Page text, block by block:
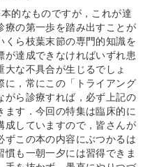
的なものですが，これが達
療の第一歩を踏み出すことが
くら枝葉末節の専門的知識を
が達成できなければいずれ患
な不具合が生じるでしょ
に，常にこの「トライアング
がら診療すれば，必ず上記の
ます．今回の特集は臨床的に
成していますので，皆さんが
ずこの本の内容にぶつかるは
も一朝一夕には習得できま